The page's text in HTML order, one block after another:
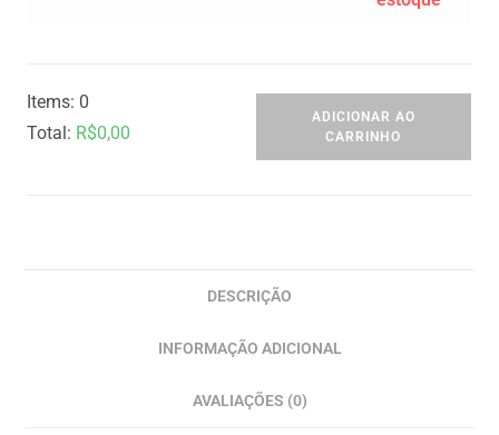
Items: 0
Total: R$0,00
ADICIONAR AO
CARRINHO
DESCRIÇÃO
INFORMAÇÃO ADICIONAL
AVALIAÇÕES (0)